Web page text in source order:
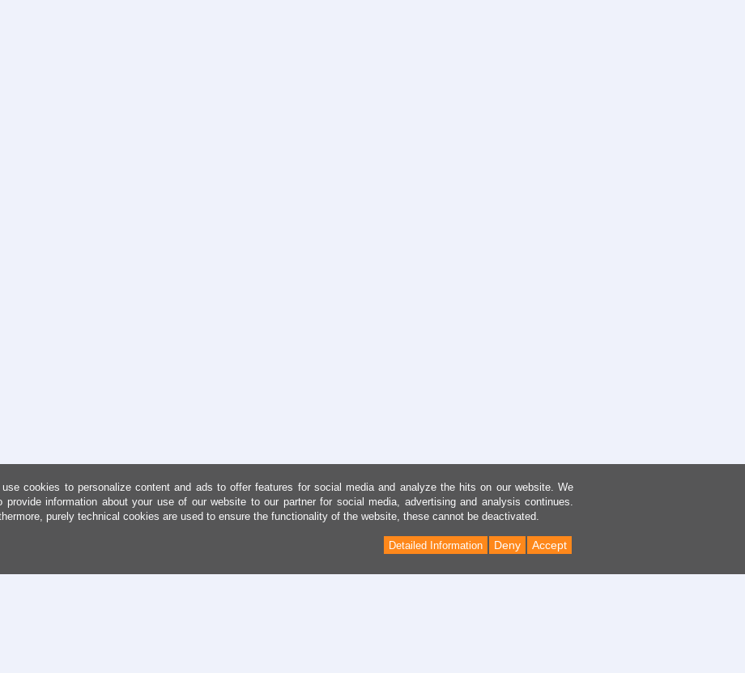
use cookies to personalize content and ads to offer features for social media and analyze the hits on our website. We
provide information about your use of our website to our partner for social media, advertising and analysis continues.
purely technical cookies are used to ensure the functionality of the website, these cannot be deactivated.
Accept
Deny
Detailed Information